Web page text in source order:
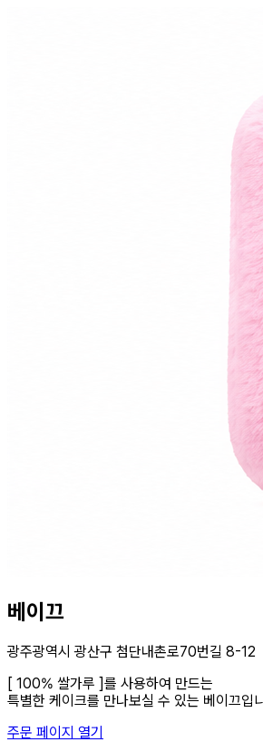
베이끄
광주광역시 광산구 첨단내촌로70번길 8-12
[ 100% 쌀가루 ]를 사용하여 만드는
특별한 케이크를 만나보실 수 있는 베이끄입
주문 페이지 열기